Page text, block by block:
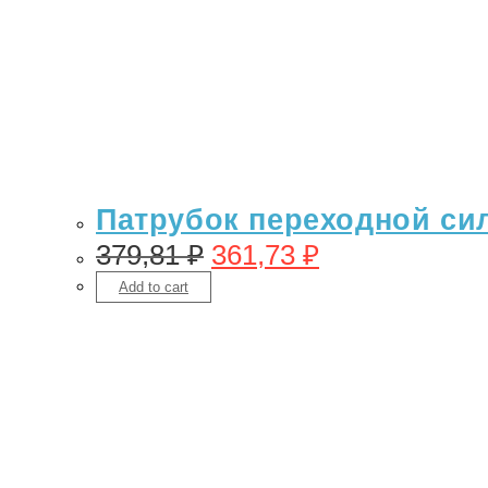
Патрубок переходной
379,81₽ 361,73 ₽
Add to cart